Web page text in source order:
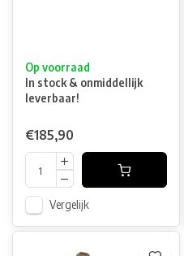
Op voorraad
In stock & onmiddellijk
leverbaar!
€185,90
Vergelijk